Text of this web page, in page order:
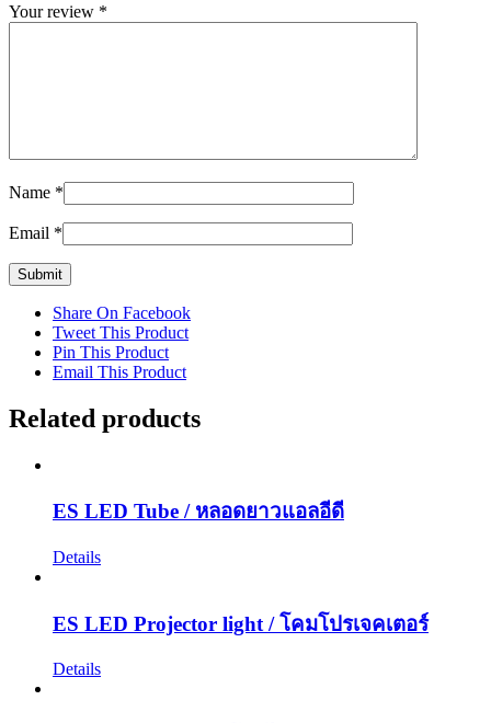
Your review *
Name *
Email *
Share On Facebook
Tweet This Product
Pin This Product
Email This Product
Related products
ES LED Tube / หลอดยาวแอลอีดี
Details
ES LED Projector light / โคมโปรเจคเตอร์
Details